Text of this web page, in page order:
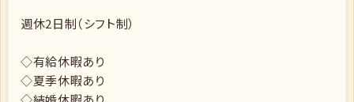
週休2日制（シフト制）
◇有給休暇あり
◇夏季休暇あり